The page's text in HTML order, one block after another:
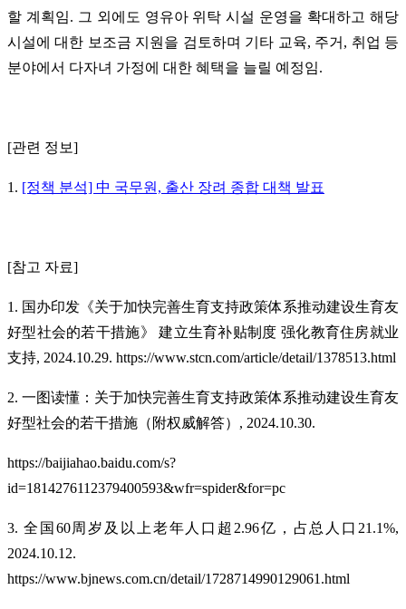
할 계획임. 그 외에도 영유아 위탁 시설 운영을 확대하고 해당
시설에 대한 보조금 지원을 검토하며 기타 교육, 주거, 취업 등
분야에서 다자녀 가정에 대한 혜택을 늘릴 예정임.
[관련 정보]
1. [정책 분석] 中 국무원, 출산 장려 종합 대책 발표
[참고 자료]
1. 国办印发《关于加快完善生育支持政策体系推动建设生育友
好型社会的若干措施》 建立生育补贴制度 强化教育住房就业
支持, 2024.10.29. https://www.stcn.com/article/detail/1378513.html
2. 一图读懂：关于加快完善生育支持政策体系推动建设生育友
好型社会的若干措施（附权威解答）, 2024.10.30.
https://baijiahao.baidu.com/s?
id=1814276112379400593&wfr=spider&for=pc
3. 全国60周岁及以上老年人口超2.96亿，占总人口21.1%,
2024.10.12.
https://www.bjnews.com.cn/detail/1728714990129061.html